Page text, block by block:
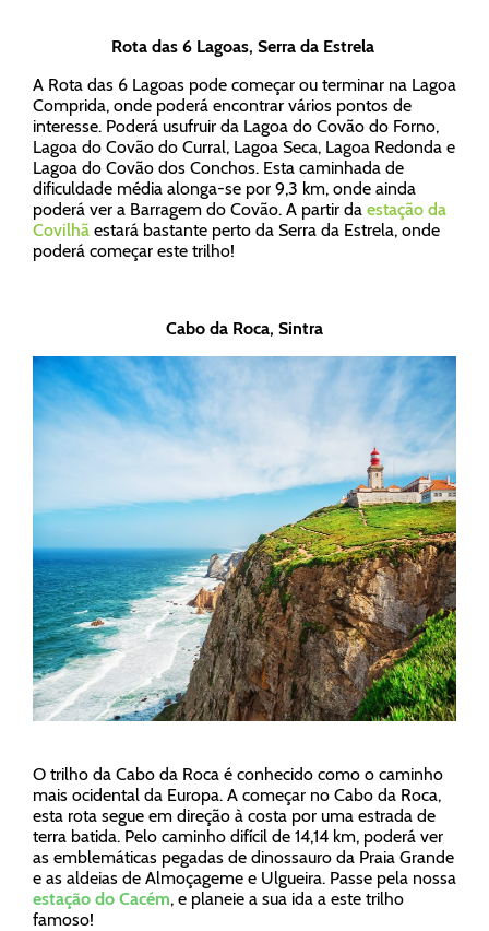
Rota das 6 Lagoas, Serra da Estrela
A Rota das 6 Lagoas pode começar ou terminar na Lagoa
Comprida, onde poderá encontrar vários pontos de
interesse. Poderá usufruir da Lagoa do Covão do Forno,
Lagoa do Covão do Curral, Lagoa Seca, Lagoa Redonda e
Lagoa do Covão dos Conchos. Esta caminhada de
dificuldade média alonga-se por 9,3 km, onde ainda
poderá ver a Barragem do Covão. A partir da estação da
Covilhã estará bastante perto da Serra da Estrela, onde
poderá começar este trilho!
Cabo da Roca, Sintra
O trilho da Cabo da Roca é conhecido como o caminho
mais ocidental da Europa. A começar no Cabo da Roca,
esta rota segue em direção à costa por uma estrada de
terra batida. Pelo caminho difícil de 14,14 km, poderá ver
as emblemáticas pegadas de dinossauro da Praia Grande
e as aldeias de Almoçageme e Ulgueira. Passe pela nossa
estação do Cacém, e planeie a sua ida a este trilho
famoso!